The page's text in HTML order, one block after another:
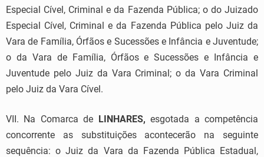
Especial Cível, Criminal e da Fazenda Pública; o do Juizado
Especial Cível, Criminal e da Fazenda Pública pelo Juiz da
Vara de Família, Órfãos e Sucessões e Infância e Juventude;
o da Vara de Família, Órfãos e Sucessões e Infância e
Juventude pelo Juiz da Vara Criminal; o da Vara Criminal
pelo Juiz da Vara Cível.
VII. Na Comarca de LINHARES, esgotada a competência
concorrente as substituições acontecerão na seguinte
sequência: o Juiz da Vara da Fazenda Pública Estadual,